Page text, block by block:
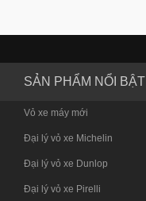
SẢN PHẨM NỔI BẬT
Vỏ xe máy mới
Đại lý vỏ xe Michelin
Đại lý vỏ xe Dunlop
Đại lý vỏ xe Pirelli